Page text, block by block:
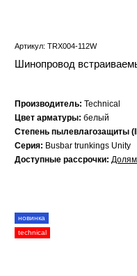
Артикул: TRX004-112W
Шинопровод
Производитель: Technical
Цвет арматуры: белый
Степень пылевлагозащиты
Серия: Busbar trunkings Unity
Доступные рассрочки:
новинка
technical